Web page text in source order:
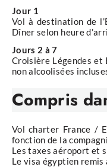
Jour 1
Vol à destination de
Dîner selon heure
Jours 2 à 7
Croisière Légendes et
non alcoolisées
Compris
Vol charter France /
fonction de la
Les taxes aéroport et
Le visa égyptien remis